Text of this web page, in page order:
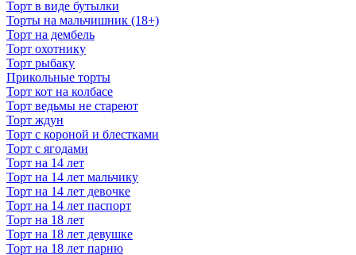
Торт в виде бутылки
Торты на мальчишник (18+)
Торт на дембель
Торт охотнику
Торт рыбаку
Прикольные торты
Торт кот на колбасе
Торт ведьмы не стареют
Торт ждун
Торт с короной и блестками
Торт с ягодами
Торт на 14 лет
Торт на 14 лет мальчику
Торт на 14 лет девочке
Торт на 14 лет паспорт
Торт на 18 лет
Торт на 18 лет девушке
Торт на 18 лет парню